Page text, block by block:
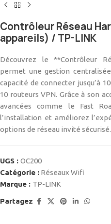
Contrôleur Réseau
appareils) / TP-LINK
Découvrez le **Contrôleur
permet une gestion
capacité de connecter jusqu’à
10 routeurs VPN. Grâce à son
avancées comme le Fast
l’installation et améliorez
options de réseau invité sécurisé.
UGS : OC200
Catégorie : Réseaux Wifi
Marque : TP-LINK
Partagez